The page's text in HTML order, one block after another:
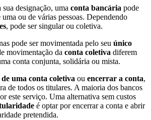
designação, uma conta bancária pode
ou de várias pessoas. Dependendo
, pode ser singular ou coletiva.
pode ser movimentada pelo seu único
movimentação da conta coletiva diferem
conta conjunta, solidária ou mista.
uma conta coletiva ou encerrar a conta,
de todos os titulares. A maioria dos bancos
este serviço. Uma alternativa sem custos
é optar por encerrar a conta e abrir
pretendida.